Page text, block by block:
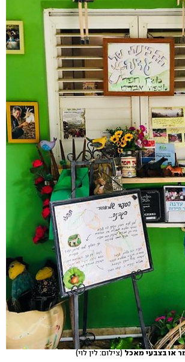
או בצבעי מאכל (צילום: לין לוי)